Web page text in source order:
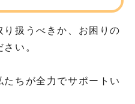
扱うべきか、お困りの
い。
たちが全力でサポートい